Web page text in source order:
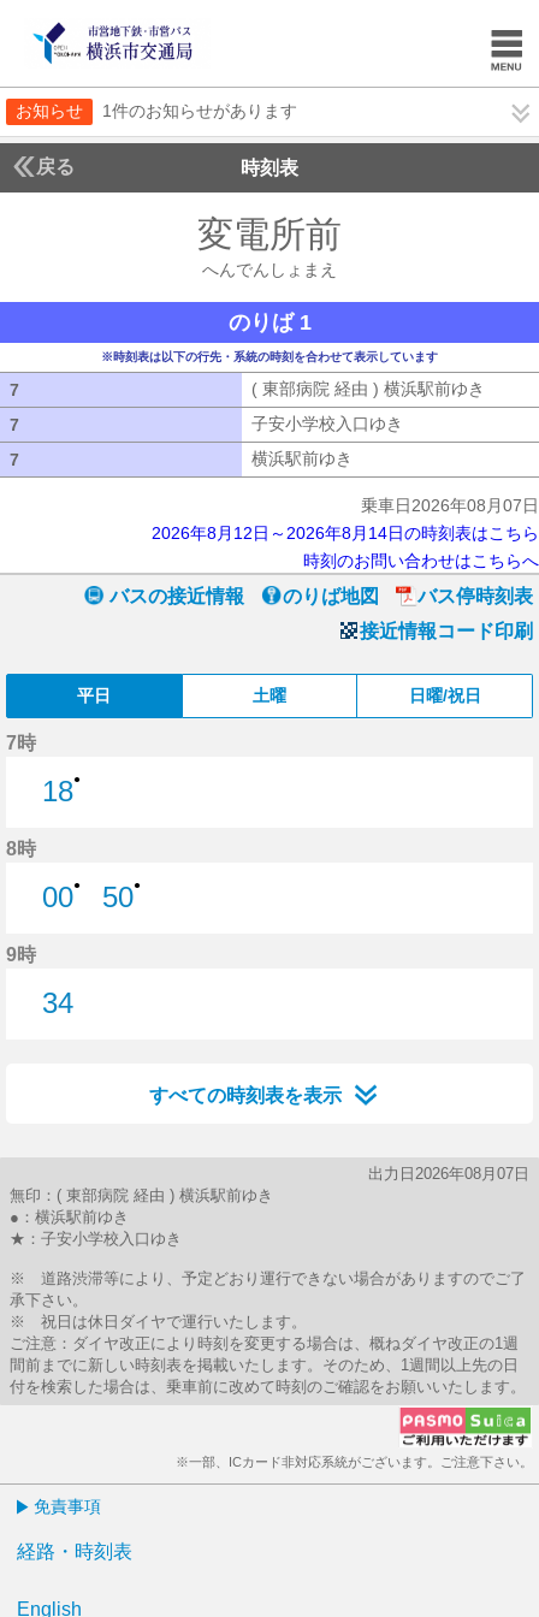
お知らせ 1件のお知らせがあります
戻る 時刻表
変電所前
へんでんしょまえ
のりば 1
※時刻表は以下の行先・系統の時刻を合わせて表示しています
7 ( 東部病院 経由 ) 横浜駅前ゆき
7
子安小学校入口ゆき
7
横浜駅前ゆき
乗車日2026年08月07日
2026年8月12日～2026年8月14日の時刻表はこちら
時刻のお問い合わせはこちらへ
バスの接近情報 のりば地図
バス停時刻表
接近情報コード印刷
平日 土曜 日曜/祝日
7時
18●
8時
00●
50●
9時
34
すべての時刻表を表示
出力日2026年08月07日
無印：( 東部病院 経由 ) 横浜駅前ゆき
●：横浜駅前ゆき
★：子安小学校入口ゆき
※ 道路渋滞等により、予定どおり運行できない場合がありますのでご了
承下さい。
※ 祝日は休日ダイヤで運行いたします。
ご注意：ダイヤ改正により時刻を変更する場合は、概ねダイヤ改正の1週
間前までに新しい時刻表を掲載いたします。そのため、1週間以上先の日
付を検索した場合は、乗車前に改めて時刻のご確認をお願いいたします。
※一部、ICカード非対応系統がございます。ご注意下さい。
免責事項
経路・時刻表
English